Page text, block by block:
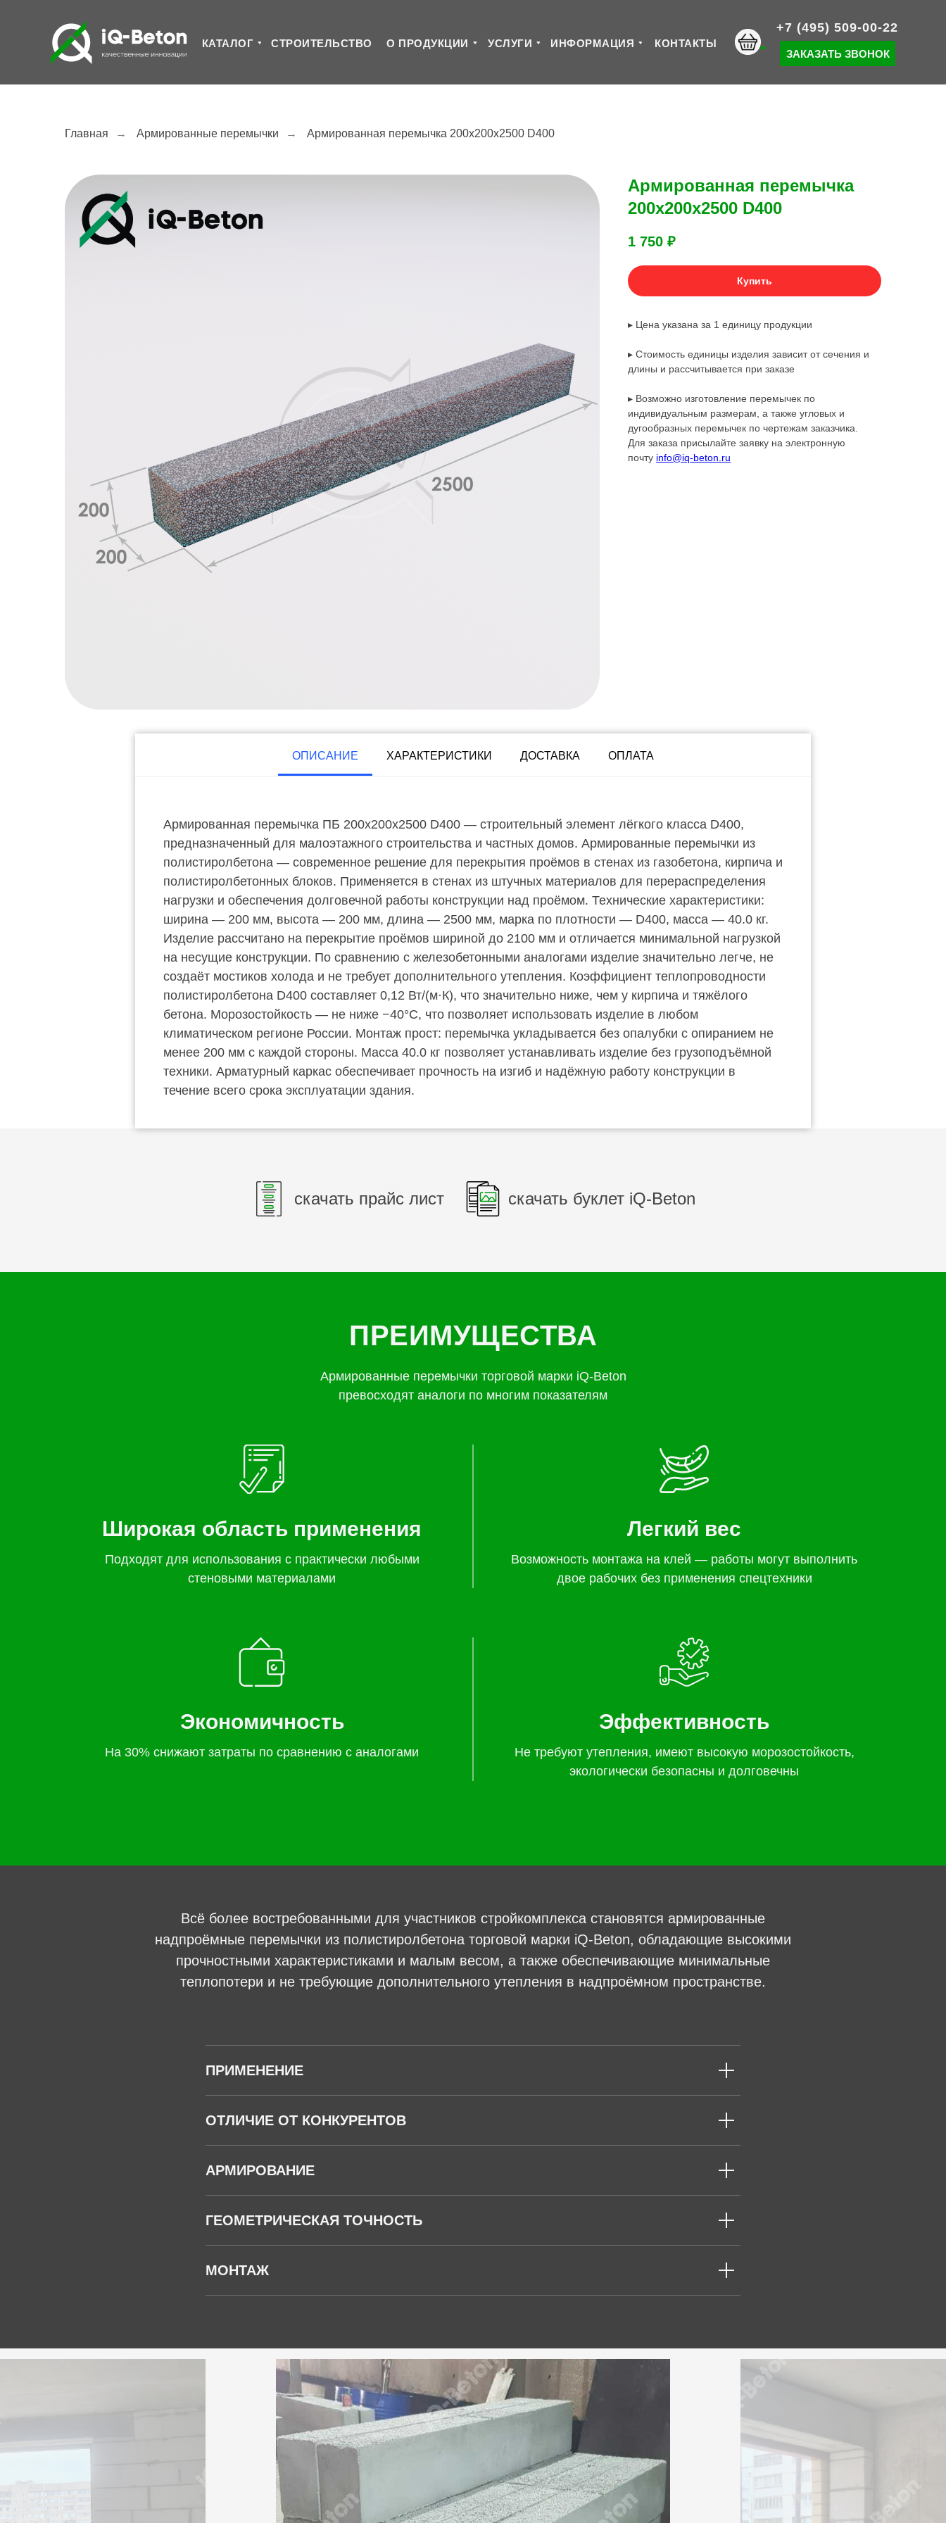
КАТАЛОГ УСЛУГИ
О ПРОДУКЦИИ
СТРОИТЕЛЬСТВО ИНФОРМАЦИЯ
+7 (495) 509-00-22
КОНТАКТЫ
ЗАКАЗАТЬ ЗВОНОК
Главная → Армированные перемычки → Армированная перемычка 200х200х2500 D400
Армированная перемычка
200х200х2500 D400
1 750 ₽
Купить
▸ Цена указана за 1 единицу продукции
▸ Стоимость единицы изделия зависит от сечения и
длины и рассчитывается при заказе
▸ Возможно изготовление перемычек по
индивидуальным размерам, а также угловых и
дугообразных перемычек по чертежам заказчика.
Для заказа присылайте заявку на электронную
почту info@iq-beton.ru
ОПИСАНИЕ ХАРАКТЕРИСТИКИ ДОСТАВКА ОПЛАТА
Армированная перемычка ПБ 200х200х2500 D400 — строительный элемент лёгкого класса D400,
предназначенный для малоэтажного строительства и частных домов. Армированные перемычки из
полистиролбетона — современное решение для перекрытия проёмов в стенах из газобетона, кирпича и
полистиролбетонных блоков. Применяется в стенах из штучных материалов для перераспределения
нагрузки и обеспечения долговечной работы конструкции над проёмом. Технические характеристики:
ширина — 200 мм, высота — 200 мм, длина — 2500 мм, марка по плотности — D400, масса — 40.0 кг.
Изделие рассчитано на перекрытие проёмов шириной до 2100 мм и отличается минимальной нагрузкой
на несущие конструкции. По сравнению с железобетонными аналогами изделие значительно легче, не
создаёт мостиков холода и не требует дополнительного утепления. Коэффициент теплопроводности
полистиролбетона D400 составляет 0,12 Вт/(м·К), что значительно ниже, чем у кирпича и тяжёлого
бетона. Морозостойкость — не ниже −40°C, что позволяет использовать изделие в любом
климатическом регионе России. Монтаж прост: перемычка укладывается без опалубки с опиранием не
менее 200 мм с каждой стороны. Масса 40.0 кг позволяет устанавливать изделие без грузоподъёмной
техники. Арматурный каркас обеспечивает прочность на изгиб и надёжную работу конструкции в
течение всего срока эксплуатации здания.
скачать прайс лист скачать буклет iQ-Beton
ПРЕИМУЩЕСТВА
Армированные перемычки торговой марки iQ-Beton
превосходят аналоги по многим показателям
Широкая область применения
Подходят для использования с практически любыми
стеновыми материалами
Легкий вес
Возможность монтажа на клей — работы могут выполнить
двое рабочих без применения спецтехники
Экономичность
На 30% снижают затраты по сравнению с аналогами
Эффективность
Не требуют утепления, имеют высокую морозостойкость,
экологически безопасны и долговечны
Всё более востребованными для участников стройкомплекса становятся армированные
надпроёмные перемычки из полистиролбетона торговой марки iQ-Beton, обладающие высокими
прочностными характеристиками и малым весом, а также обеспечивающие минимальные
теплопотери и не требующие дополнительного утепления в надпроёмном пространстве.
ПРИМЕНЕНИЕ
ОТЛИЧИЕ ОТ КОНКУРЕНТОВ
АРМИРОВАНИЕ
ГЕОМЕТРИЧЕСКАЯ ТОЧНОСТЬ
МОНТАЖ